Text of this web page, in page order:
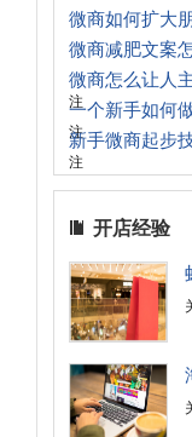
微商如何扩大
微商减肥文案
微商怎么让人
注
一个新手如何
注
新手微商起步
注
开店经验